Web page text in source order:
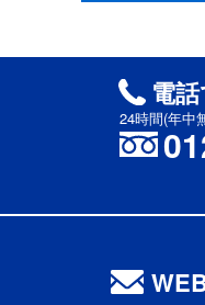
電
24時間(年中